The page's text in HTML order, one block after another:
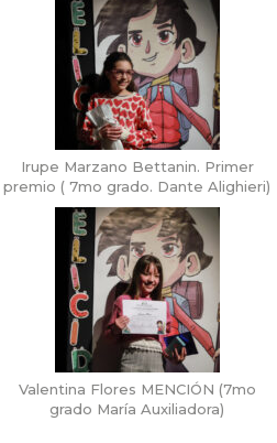
Irupe Marzano Bettanin. Primer
premio ( 7mo grado. Dante Alighieri)
Valentina Flores MENCIÓN (7mo
grado María Auxiliadora)